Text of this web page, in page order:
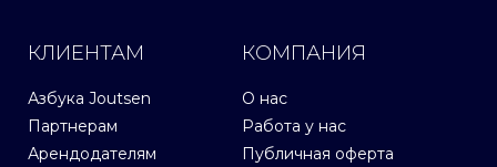
КЛИЕНТАМ
Азбука Joutsen
Партнерам
Арендодателям
КОМПАНИЯ
О нас
Работа у нас
Публичная оферта